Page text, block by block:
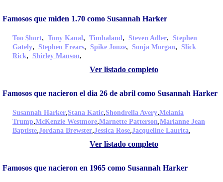
Famosos que miden 1.70 como Susannah Harker
Too $hort, Tony Kanal, Timbaland, Steven Adler, Stephen
Gately, Stephen Frears, Spike Jonze, Sonja Morgan, Slick
Rick, Shirley Manson,
Ver listado completo
Famosos que nacieron el dia 26 de abril como Susannah Harker
Susannah Harker,Stana Katic,Shondrella Avery,Melania
Trump,McKenzie Westmore,Marnette Patterson,Marianne Jean
Baptiste,Jordana Brewster,Jessica Rose,Jacqueline Laurita,
Ver listado completo
Famosos que nacieron en 1965 como Susannah Harker